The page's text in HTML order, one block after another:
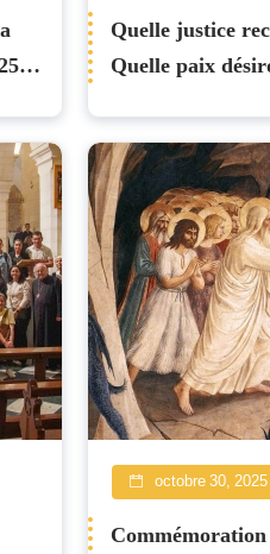
-
Quelle justice
Quelle paix
octobre 30, 2025